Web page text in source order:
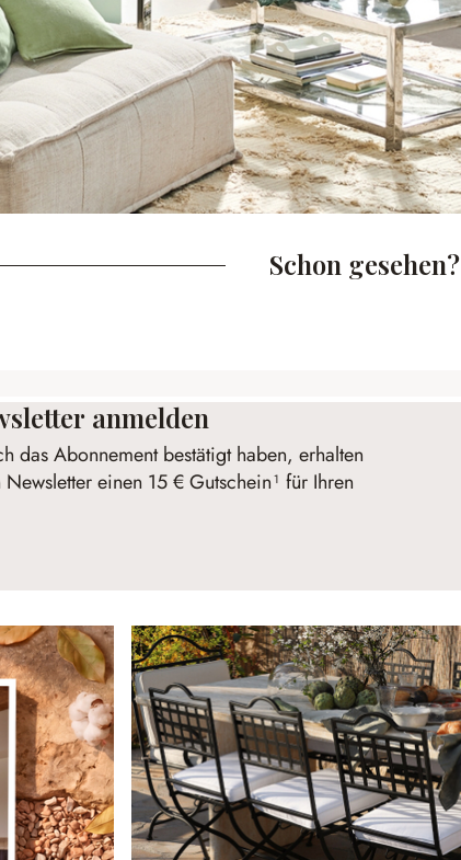
Schon gesehen?
anmelden
das Abonnement bestätigt haben, erhalten
einen 15 € Gutschein¹ für Ihren